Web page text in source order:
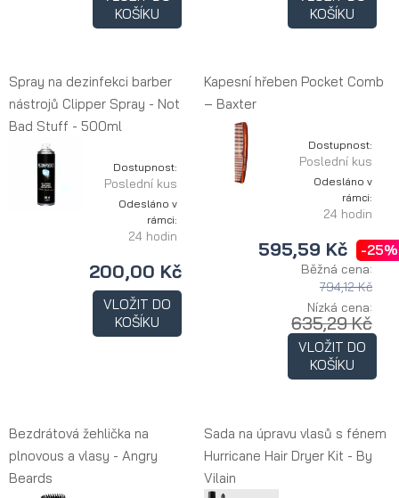
KOŠÍKU
KOŠÍKU
Spray na dezinfekci barber
nástrojů Clipper Spray - Not
Bad Stuff - 500ml
Dostupnost:
Poslední kus
Odesláno v
rámci:
24 hodin
200,00 Kč
VLOŽIT DO
KOŠÍKU
Kapesní hřeben Pocket Comb
– Baxter
Dostupnost:
Poslední kus
Odesláno v
rámci:
24 hodin
595,59 Kč -25%
Běžná cena:
794,12 Kč
Nízká cena:
635,29 Kč
VLOŽIT DO
KOŠÍKU
Bezdrátová žehlička na
plnovous a vlasy - Angry
Beards
Sada na úpravu vlasů s fénem
Hurricane Hair Dryer Kit - By
Vilain